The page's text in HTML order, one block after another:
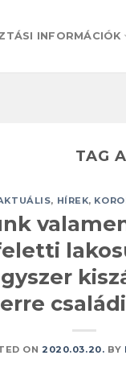
INFORMÁCIÓK
TAG
, HÍREK,
ON 2020.03.20. BY